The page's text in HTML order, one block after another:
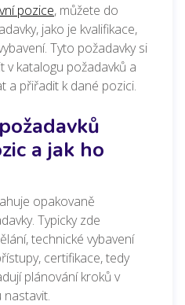
pozice, můžete do
jako je kvalifikace,
Tyto požadavky si
v katalogu požadavků a
a přiřadit k dané pozici.
a jak ho
opakovaně
Typicky zde
technické vybavení
certifikace, tedy
plánování kroků v
nastavit.